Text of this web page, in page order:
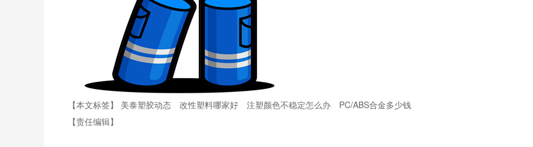
【本文标签】 美泰塑胶动态 改性塑料哪家好 注塑颜色不稳定怎么办
PC/ABS合金多少钱
【责任编辑】